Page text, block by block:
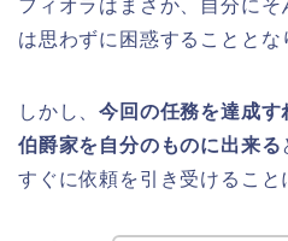
フィオラはまさか、自分にそ
は思わずに困惑することとな
しかし、今回の任務を達成す
伯爵家を自分のものに出来る
すぐに依頼を引き受けること